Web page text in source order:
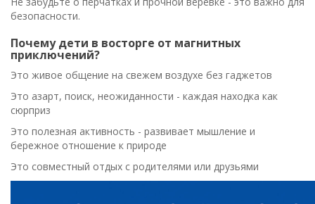
безопасности.
Почему дети в восторге от магнитных
приключений?
Это живое общение на свежем воздухе без гаджетов
Это азарт, поиск, неожиданности - каждая находка как
сюрприз
Это полезная активность - развивает мышление и
бережное отношение к природе
Это совместный отдых с родителями или друзьями